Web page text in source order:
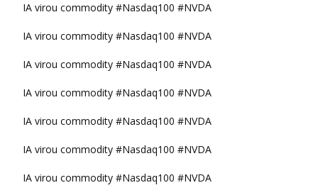
IA virou commodity #Nasdaq100 #NVDA
IA virou commodity #Nasdaq100 #NVDA
IA virou commodity #Nasdaq100 #NVDA
IA virou commodity #Nasdaq100 #NVDA
IA virou commodity #Nasdaq100 #NVDA
IA virou commodity #Nasdaq100 #NVDA
IA virou commodity #Nasdaq100 #NVDA